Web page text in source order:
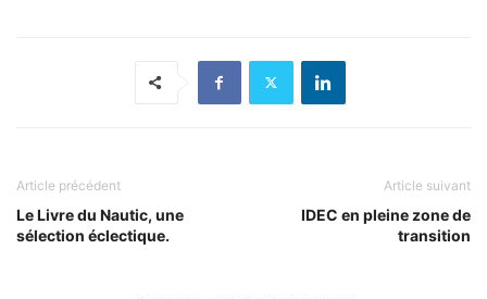
Article précédent
Le Livre du Nautic, une
sélection éclectique.
Article suivant
IDEC en pleine zone de
transition